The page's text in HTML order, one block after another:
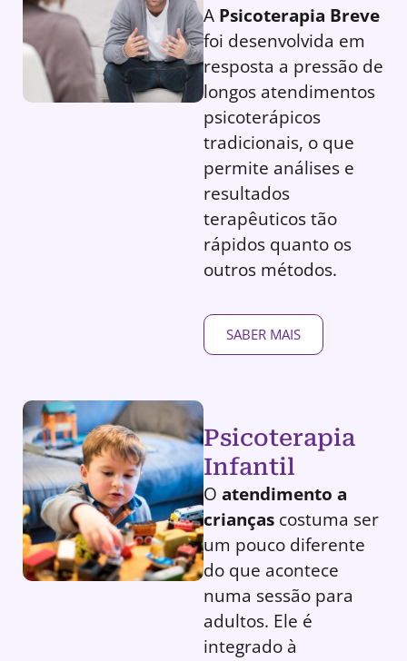
A Psicoterapia Breve
foi desenvolvida em
resposta a pressão de
longos atendimentos
psicoterápicos
tradicionais, o que
permite análises e
resultados
terapêuticos tão
rápidos quanto os
outros métodos.
SABER MAIS
Psicoterapia
Infantil
O atendimento a
crianças costuma ser
um pouco diferente
do que acontece
numa sessão para
adultos. Ele é
integrado à